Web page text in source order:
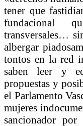
tener que
fundacional
transversales…
albergar
tontos en la red
saben leer y
propuestas y
el Parlamento
mujeres
sancionador